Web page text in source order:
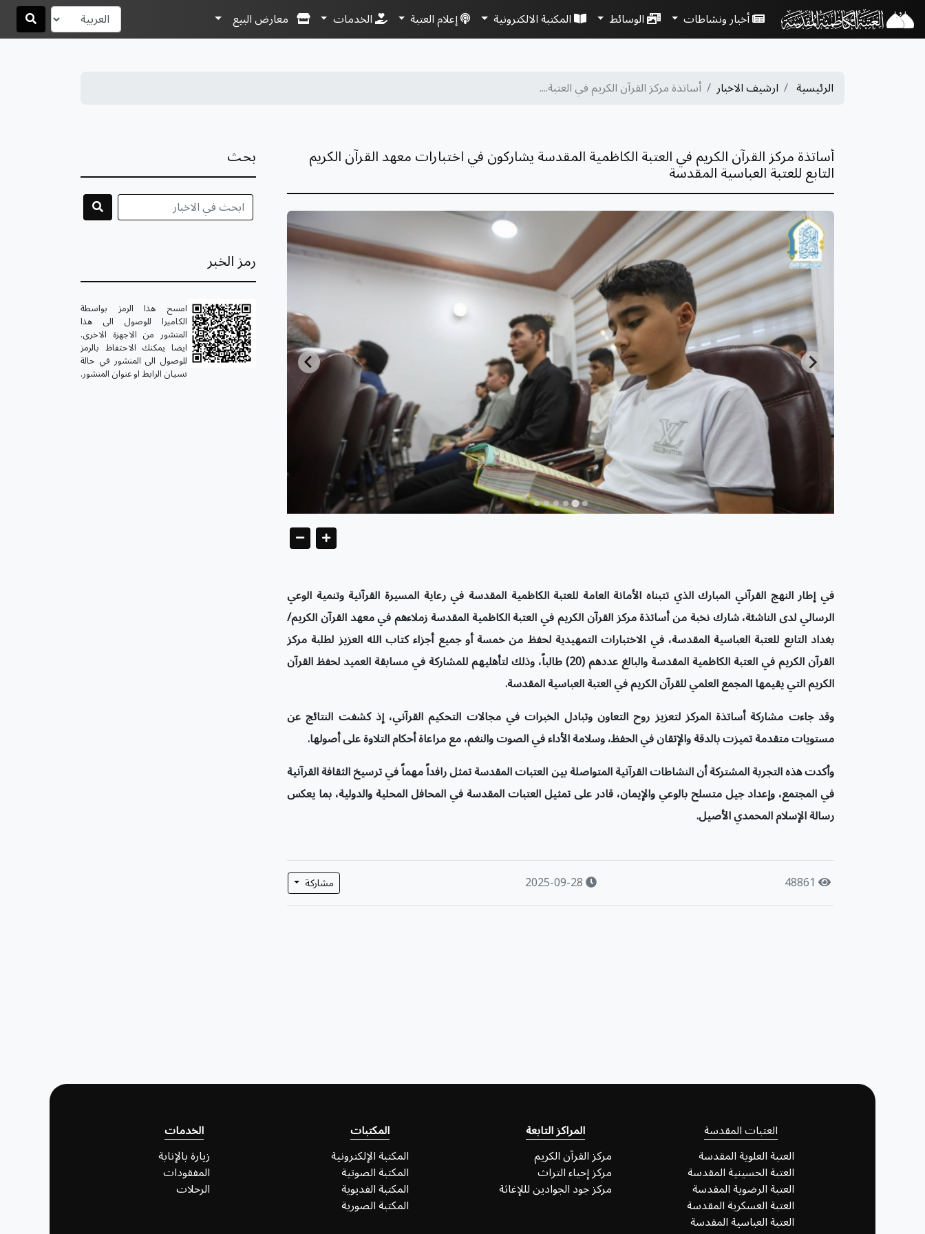
أخبار ونشاطات الوسائط المكتبة الالكترونية إعلام العتبة الخدمات معارض البيع
الرئيسية ارشيف الاخبار أساتذة مركز القرآن الكريم في العتبة....
أساتذة مركز القرآن الكريم في العتبة الكاظمية المقدسة يشاركون في اختبارات معهد القرآن الكريم
التابع للعتبة العباسية المقدسة
في إطار النهج القرآني المبارك الذي تتبناه الأمانة العامة للعتبة الكاظمية المقدسة في رعاية المسيرة القرآنية وتنمية الوعي
الرسالي لدى الناشئة، شارك نخبة من أساتذة مركز القرآن الكريم في العتبة الكاظمية المقدسة زملاءهم في معهد القرآن الكريم/
بغداد التابع للعتبة العباسية المقدسة، في الاختبارات التمهيدية لحفظ من خمسة أو جميع أجزاء كتاب الله العزيز لطلبة مركز
القرآن الكريم في العتبة الكاظمية المقدسة والبالغ عددهم (20) طالباً، وذلك لتأهليهم للمشاركة في مسابقة العميد لحفظ القرآن
الكريم التي يقيمها المجمع العلمي للقرآن الكريم في العتبة العباسية المقدسة.
وقد جاءت مشاركة أساتذة المركز لتعزيز روح التعاون وتبادل الخبرات في مجالات التحكيم القرآني، إذ كشفت النتائج عن
مستويات متقدمة تميزت بالدقة والإتقان في الحفظ، وسلامة الأداء في الصوت والنغم، مع مراعاة أحكام التلاوة على أصولها.
وأكدت هذه التجربة المشتركة أن النشاطات القرآنية المتواصلة بين العتبات المقدسة تمثل رافداً مهماً في ترسيخ الثقافة القرآنية
في المجتمع، وإعداد جيل متسلح بالوعي والإيمان، قادر على تمثيل العتبات المقدسة في المحافل المحلية والدولية، بما يعكس
رسالة الإسلام المحمدي الأصيل.
48861
2025-09-28 مشاركة
بحث
رمز الخبر
امسح هذا الرمز بواسطة
الكاميرا للوصول الى هذا
المنشور من الاجهزة الاخرى.
ايضا يمكنك الاحتفاظ بالرمز
للوصول الى المنشور في حالة
نسيان الرابط او عنوان المنشور.
العتبات المقدسة
العتبة العلوية المقدسة
العتبة الحسينية المقدسة
العتبة الرضوية المقدسة
العتبة العسكرية المقدسة
العتبة العباسية المقدسة
المراكز التابعة
مركز القرآن الكريم
مركز إحياء التراث
مركز جود الجوادين لللإغاثة
المكتبات
المكتبة الإلكترونية
المكتبة الصوتية
المكتبة الفديوية
المكتبة الصورية
الخدمات
زيارة بالإنابة
المفقودات
الرحلات